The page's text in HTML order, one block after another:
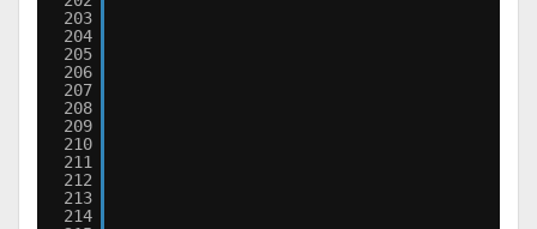
203
204
205
206
207
208
209
210
211
212
213
214